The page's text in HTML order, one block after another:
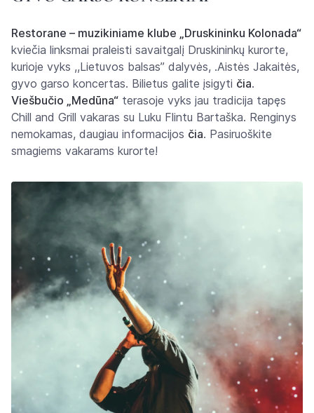
Restorane – muzikiniame klube „Druskininku Kolonada“
kviečia linksmai praleisti savaitgalį Druskininkų kurorte,
kurioje vyks ,,Lietuvos balsas” dalyvės, .Aistės Jakaitės,
gyvo garso koncertas. Bilietus galite įsigyti čia.
Viešbučio „Medūna“ terasoje vyks jau tradicija tapęs
Chill and Grill vakaras su Luku Flintu Bartaška. Renginys
nemokamas, daugiau informacijos čia. Pasiruoškite
smagiems vakarams kurorte!